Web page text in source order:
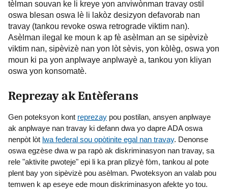
tèlman souvan ke li kreye yon anviwònman travay ostil
oswa blesan oswa lè li lakòz desizyon defavorab nan
travay (tankou revoke oswa retrograde viktim nan).
Asèlman ilegal ke moun k ap fè asèlman an se sipèvizè
viktim nan, sipèvizè nan yon lòt sèvis, yon kòlèg, oswa yon
moun ki pa yon anplwaye anplwayè a, tankou yon kliyan
oswa yon konsomatè.
Reprezay ak Entèferans
Gen poteksyon kont reprezay pou postilan, ansyen anplwaye
ak anplwaye nan travay ki defann dwa yo dapre ADA oswa
nenpòt lòt lwa federal sou opòtinite egal nan travay. Denonse
oswa egzèse dwa w pa rapò ak diskriminasyon nan travay, sa
rele "aktivite pwoteje" epi li ka pran plizyè fòm, tankou al pote
plent bay yon sipèvizè pou asèlman. Pwoteksyon an valab pou
temwen k ap eseye ede moun diskriminasyon afekte yo tou.